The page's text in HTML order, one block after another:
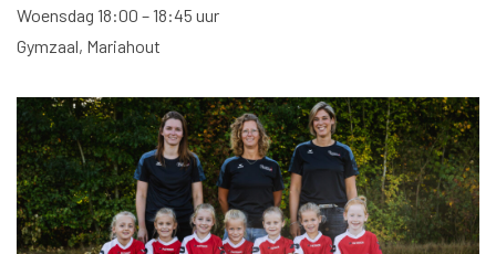
Woensdag 18:00 – 18:45 uur
Gymzaal, Mariahout